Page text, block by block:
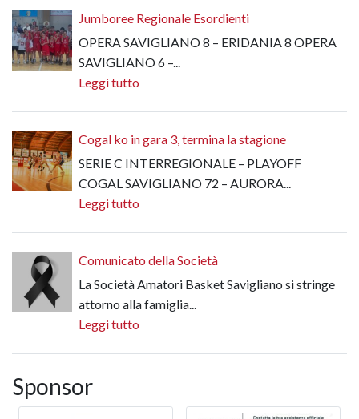
Jumboree Regionale Esordienti
OPERA SAVIGLIANO 8 – ERIDANIA 8 OPERA
SAVIGLIANO 6 –...
Leggi tutto
Cogal ko in gara 3, termina la stagione
SERIE C INTERREGIONALE – PLAYOFF
COGAL SAVIGLIANO 72 – AURORA...
Leggi tutto
Comunicato della Società
La Società Amatori Basket Savigliano si stringe
attorno alla famiglia...
Leggi tutto
Sponsor